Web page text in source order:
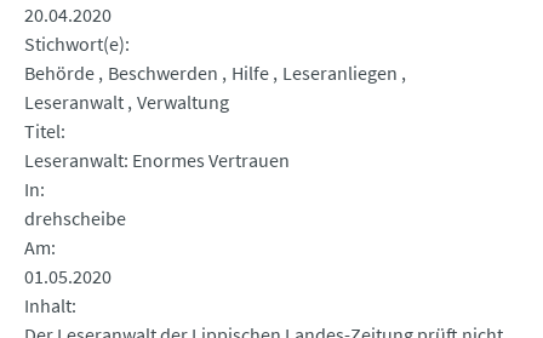
20.04.2020
Stichwort(e)
Behörde Beschwerden Hilfe Leseranliegen
Leseranwalt Verwaltung
Titel
Leseranwalt: Enormes Vertrauen
In
drehscheibe
Am
01.05.2020
Inhalt